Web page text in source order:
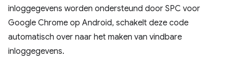
inloggegevens worden ondersteund door SPC voor
Google Chrome op Android, schakelt deze code
automatisch over naar het maken van vindbare
inloggegevens.